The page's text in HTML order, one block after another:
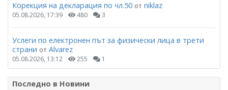
Корекция на декларация по чл.50 от niklaz
05.08.2026, 17:39 480 3
Услеги по електронен път за физически лица в трети
страни от Alvarez
05.08.2026, 13:12 255 1
Последно в Новини